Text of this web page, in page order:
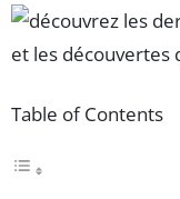
Table of Contents